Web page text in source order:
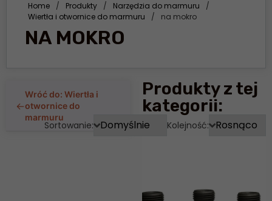
Home / Produkty / Narzędzia do marmuru
/
Wiertła i otwornice do marmuru
/ na mokro
NA MOKRO
←
Wróć do: Wiertła i
otwornice do
marmuru
Produkty z tej
kategorii:
Sortowanie: Kolejność: